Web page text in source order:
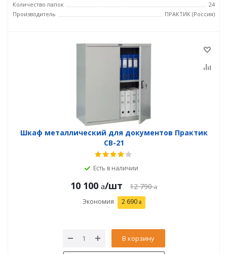
Количество папок
24
Производитель
ПРАКТИК (Россия)
Шкаф металлический для документов Практик
СВ-21
Есть в наличии
10 100 /шт 12 790
Экономия 2 690
В корзину